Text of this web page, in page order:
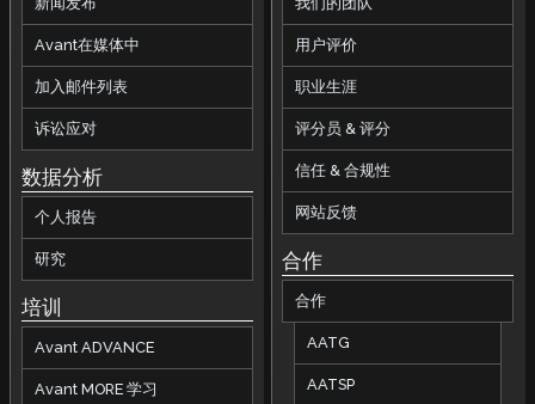
Avant在媒体中
加入邮件列表
诉讼应对
数据分析
个人报告
研究
培训
Avant ADVANCE
Avant MORE 学习
用户评价
职业生涯
评分员 & 评分
信任 & 合规性
网站反馈
合作
合作
AATG
AATSP